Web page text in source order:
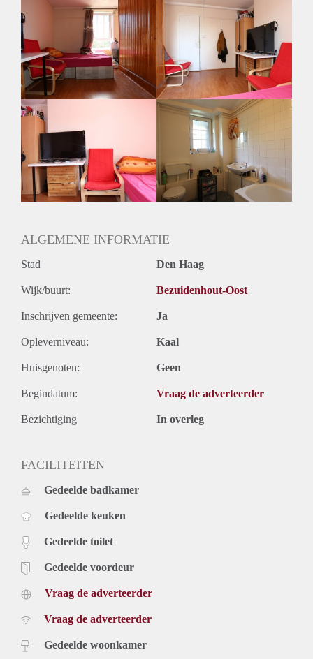
Gedeelde keuken: Nee
Gedeelde Douche: Nee
Gedeelde woonkamer: Nee
Huisgenoten: Nee
Geslacht huisgenoten: N.v.t.
ALGEMENE INFORMATIE
Stad Den Haag
Wijk/buurt: Bezuidenhout-Oost
Inschrijven gemeente: Ja
Opleverniveau: Kaal
Huisgenoten: Geen
Begindatum: Vraag de adverteerder
Bezichtiging In overleg
FACILITEITEN
Gedeelde badkamer
Gedeelde keuken
Gedeelde toilet
Gedeelde voordeur
Vraag de adverteerder
Vraag de adverteerder
Gedeelde woonkamer